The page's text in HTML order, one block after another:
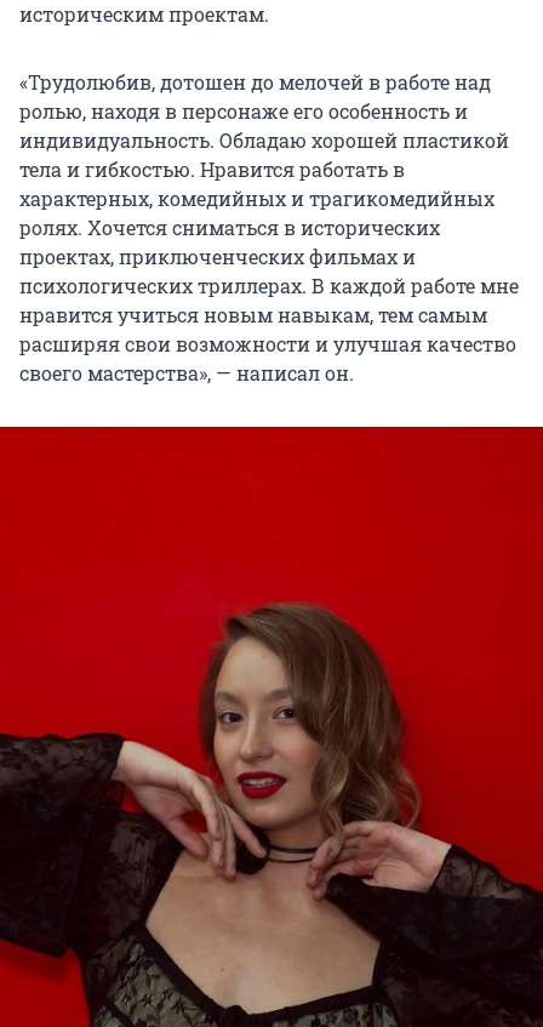
историческим проектам.
«Трудолюбив, дотошен до мелочей в работе над
ролью, находя в персонаже его особенность и
индивидуальность. Обладаю хорошей пластикой
тела и гибкостью. Нравится работать в
характерных, комедийных и трагикомедийных
ролях. Хочется сниматься в исторических
проектах, приключенческих фильмах и
психологических триллерах. В каждой работе мне
нравится учиться новым навыкам, тем самым
расширяя свои возможности и улучшая качество
своего мастерства», — написал он.